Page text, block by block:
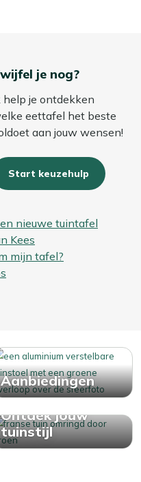
je nog?
help je ontdekken
eettafel het beste
aan jouw wensen!
Start keuzehulp
nieuwe tuintafel
Kees
mijn tafel?
Aanbiedingen
Ontdek jouw
tuinstijl